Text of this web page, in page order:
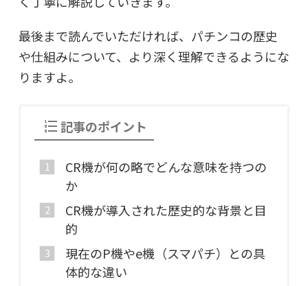
最後まで読んでいただければ、パチンコの歴史
や仕組みについて、より深く理解できるようにな
りますよ。
記事のポイント
CR機が何の略でどんな意味を持つの
か
CR機が導入された歴史的な背景と目
的
現在のP機やe機（スマパチ）との具
体的な違い